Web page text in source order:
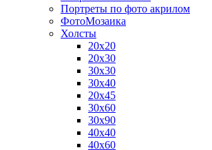
Портреты по фото акрилом
ФотоМозаика
Холсты
20х20
20х30
30х30
30х40
20х45
30х60
30х90
40х40
40х60